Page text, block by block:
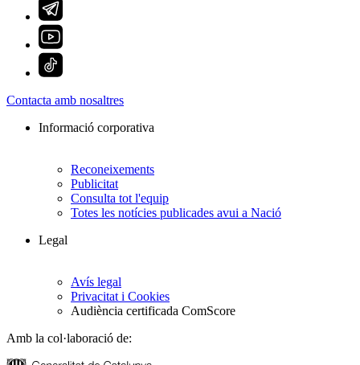
Contacta amb nosaltres
Informació corporativa
Reconeixements
Publicitat
Consulta tot l'equip
Totes les notícies publicades avui a Nació
Legal
Avís legal
Privacitat i Cookies
Audiència certificada ComScore
Amb la col·laboració de: